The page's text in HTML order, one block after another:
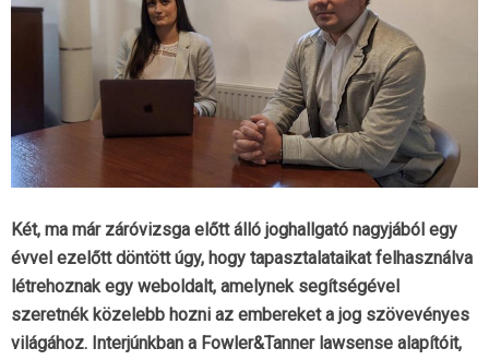
Két, ma már záróvizsga előtt álló joghallgató nagyjából egy
évvel ezelőtt döntött úgy, hogy tapasztalataikat felhasználva
létrehoznak egy weboldalt, amelynek segítségével
szeretnék közelebb hozni az embereket a jog szövevényes
világához. Interjúnkban a Fowler&Tanner lawsense alapítóit,